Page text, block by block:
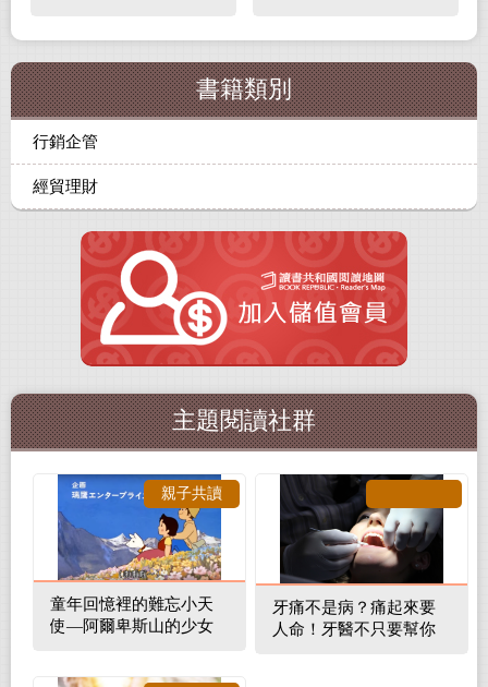
書籍類別
行銷企管
經貿理財
主題閱讀社群
童年回憶裡的難忘小天
使—阿爾卑斯山的少女
親子共讀
牙痛不是病？痛起來要
人命！牙醫不只要幫你